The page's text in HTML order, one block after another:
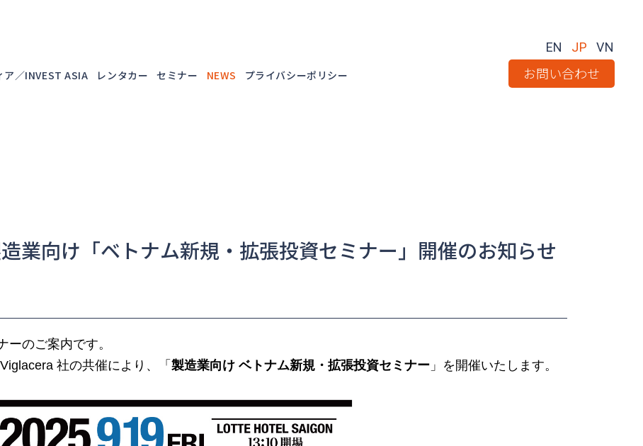
EN JP VN
ア／INVEST ASIA レンタカー セミナー NEWS プライバシーポリシー お問い合わせ
業向け「ベトナム新規・拡張投資セミナー」開催のお知らせ
ーのご案内です。
社の共催により、「 製造業向け ベトナム新規・拡張投資セミナー 」を開催いたします。